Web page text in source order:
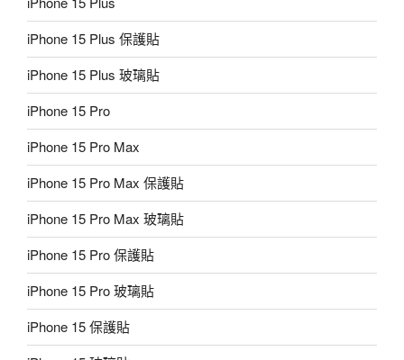
iPhone 15 Plus 保護貼
iPhone 15 Plus 玻璃貼
iPhone 15 Pro
iPhone 15 Pro Max
iPhone 15 Pro Max 保護貼
iPhone 15 Pro Max 玻璃貼
iPhone 15 Pro 保護貼
iPhone 15 Pro 玻璃貼
iPhone 15 保護貼